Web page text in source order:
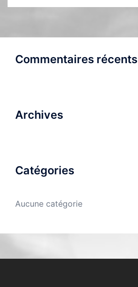
Commentaires récents
Archives
Catégories
Aucune catégorie